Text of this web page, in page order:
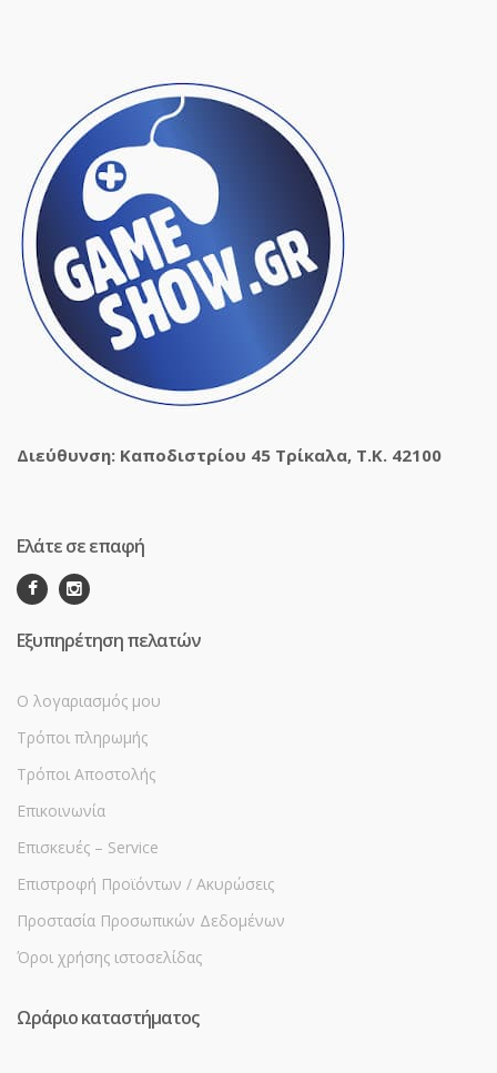
Διεύθυνση: Καποδιστρίου 45 Τρίκαλα, Τ.Κ. 42100
Ελάτε σε επαφή
Εξυπηρέτηση πελατών
Ο λογαριασμός μου
Τρόποι πληρωμής
Τρόποι Αποστολής
Επικοινωνία
Επισκευές – Service
Επιστροφή Προϊόντων / Ακυρώσεις
Προστασία Προσωπικών Δεδομένων
Όροι χρήσης ιστοσελίδας
Ωράριο καταστήματος